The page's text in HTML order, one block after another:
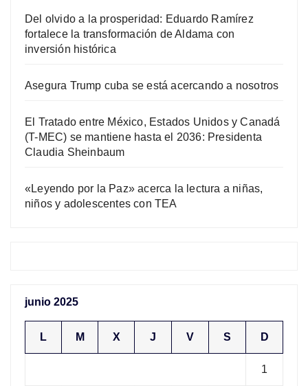
Del olvido a la prosperidad: Eduardo Ramírez
fortalece la transformación de Aldama con
inversión histórica
Asegura Trump cuba se está acercando a nosotros
El Tratado entre México, Estados Unidos y Canadá
(T-MEC) se mantiene hasta el 2036: Presidenta
Claudia Sheinbaum
«Leyendo por la Paz» acerca la lectura a niñas,
niños y adolescentes con TEA
junio 2025
L M X J V S D
1